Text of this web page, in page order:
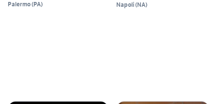
Palermo(PA) Napoli(NA)